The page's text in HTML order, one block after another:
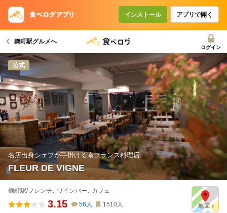
インストール アプリで開く
麹町駅グルメへ
ログイン
公式
名店出身シェフが手掛ける南フランス料理店
FLEUR DE VIGNE
麹町駅/フレンチ､ ワインバー､ カフェ
3.15 56 人 1510人